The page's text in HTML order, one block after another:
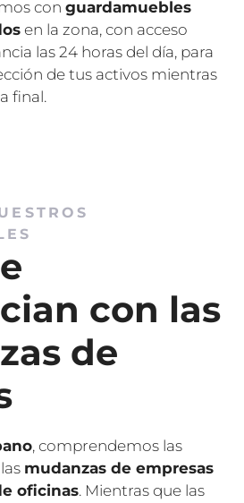
con guardamuebles
en la zona, con acceso
las 24 horas del día, para
de tus activos mientras
final.
con las
de
, comprendemos las
mudanzas de empresas
oficinas. Mientras que las